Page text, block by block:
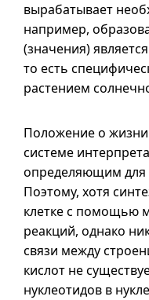
вырабатывает
например,
(значения)
то есть
растением
Положение о жизни
системе
определяющим
Поэтому, хотя
клетке с помощью
реакций, однако
связи между
кислот не
нуклеотидов в